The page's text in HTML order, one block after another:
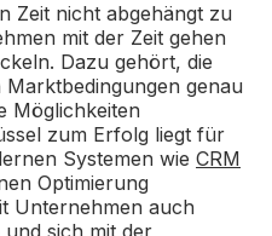
Zeit nicht abgehängt zu
mit der Zeit gehen
Dazu gehört, die
genau
Möglichkeiten
zum Erfolg liegt für
Systemen wie CRM
Optimierung
Unternehmen auch